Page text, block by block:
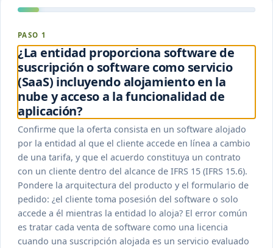
PASO 1
¿La entidad proporciona software de
suscripción o software como servicio
(SaaS) incluyendo alojamiento en la
nube y acceso a la funcionalidad de
aplicación?
Confirme que la oferta consista en un software alojado
por la entidad al que el cliente accede en línea a cambio
de una tarifa, y que el acuerdo constituya un contrato
con un cliente dentro del alcance de IFRS 15 (IFRS 15.6).
Pondere la arquitectura del producto y el formulario de
pedido: ¿el cliente toma posesión del software o solo
accede a él mientras la entidad lo aloja? El error común
es tratar cada venta de software como una licencia
cuando una suscripción alojada es un servicio evaluado